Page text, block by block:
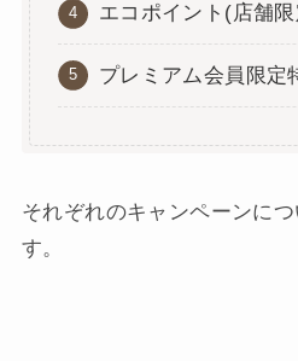
エコポイント(店舗
プレミアム会員限
それぞれのキャンペーンに
す。